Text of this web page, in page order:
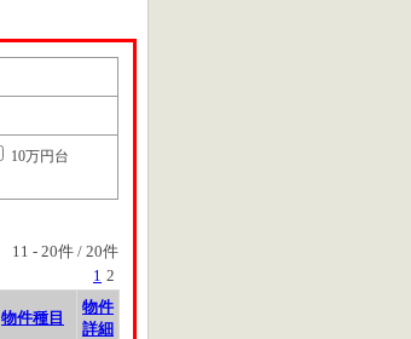
10万円台
11 - 20件 / 20件
1 2
物件種目
物件
詳細